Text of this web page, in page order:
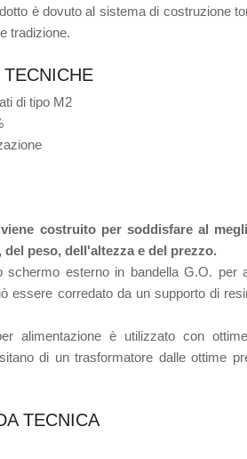
è dovuto al sistema di costruzione
tradizione.
di tipo M2
costruito per soddisfare al
peso, dell'altezza e del prezzo.
schermo esterno in bandella G.O.
essere corredato da un supporto di
alimentazione è utilizzato con
di un trasformatore dalle ottime
TECNICA